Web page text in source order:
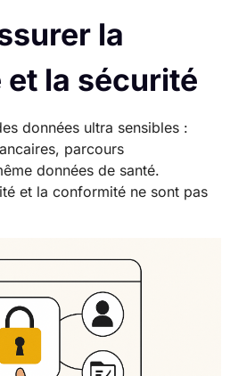
la
la sécurité
données ultra sensibles :
parcours
données de santé.
et la conformité ne sont pas